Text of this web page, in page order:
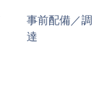
事前配備／調
達